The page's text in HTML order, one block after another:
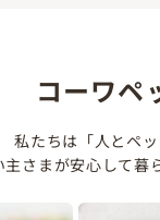
コーワペ
私たちは「人とペ
さまが安心して暮